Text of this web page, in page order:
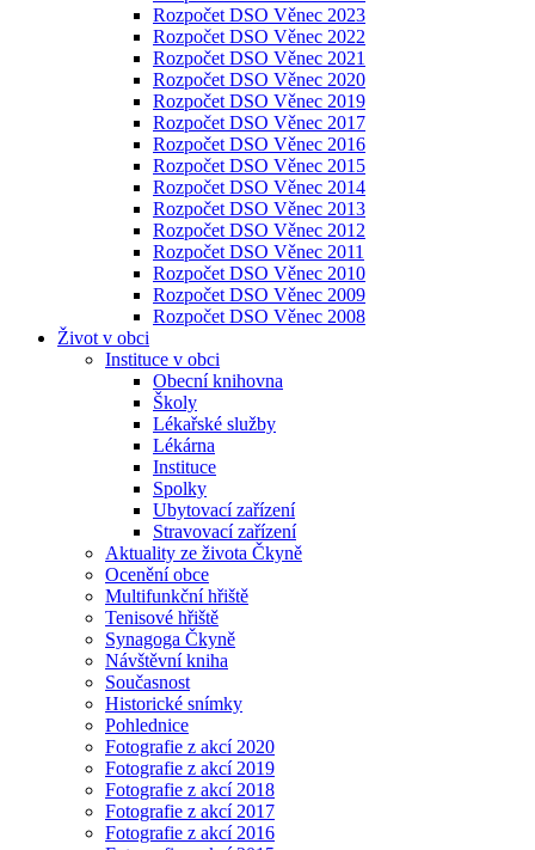
Rozpočet DSO Věnec 2023
Rozpočet DSO Věnec 2022
Rozpočet DSO Věnec 2021
Rozpočet DSO Věnec 2020
Rozpočet DSO Věnec 2019
Rozpočet DSO Věnec 2017
Rozpočet DSO Věnec 2016
Rozpočet DSO Věnec 2015
Rozpočet DSO Věnec 2014
Rozpočet DSO Věnec 2013
Rozpočet DSO Věnec 2012
Rozpočet DSO Věnec 2011
Rozpočet DSO Věnec 2010
Rozpočet DSO Věnec 2009
Rozpočet DSO Věnec 2008
Život v obci
Instituce v obci
Obecní knihovna
Školy
Lékařské služby
Lékárna
Instituce
Spolky
Ubytovací zařízení
Stravovací zařízení
Aktuality ze života Čkyně
Ocenění obce
Multifunkční hřiště
Tenisové hřiště
Synagoga Čkyně
Návštěvní kniha
Současnost
Historické snímky
Pohlednice
Fotografie z akcí 2020
Fotografie z akcí 2019
Fotografie z akcí 2018
Fotografie z akcí 2017
Fotografie z akcí 2016